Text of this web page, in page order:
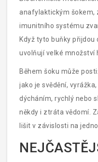
spustit i kontakt s
námaha.
anafylaktickým šokem,
imunitního systému
Když tyto buňky
uvolňují velké množství
zánětu. Histamin je
dýchacích cest,
což jsou všechno
Během šoku může
jako je svědění,
dýcháním, rychlý nebo
někdy i ztráta vědomí.
lišit v závislosti na
tohoto důvodu je
alergiích a být